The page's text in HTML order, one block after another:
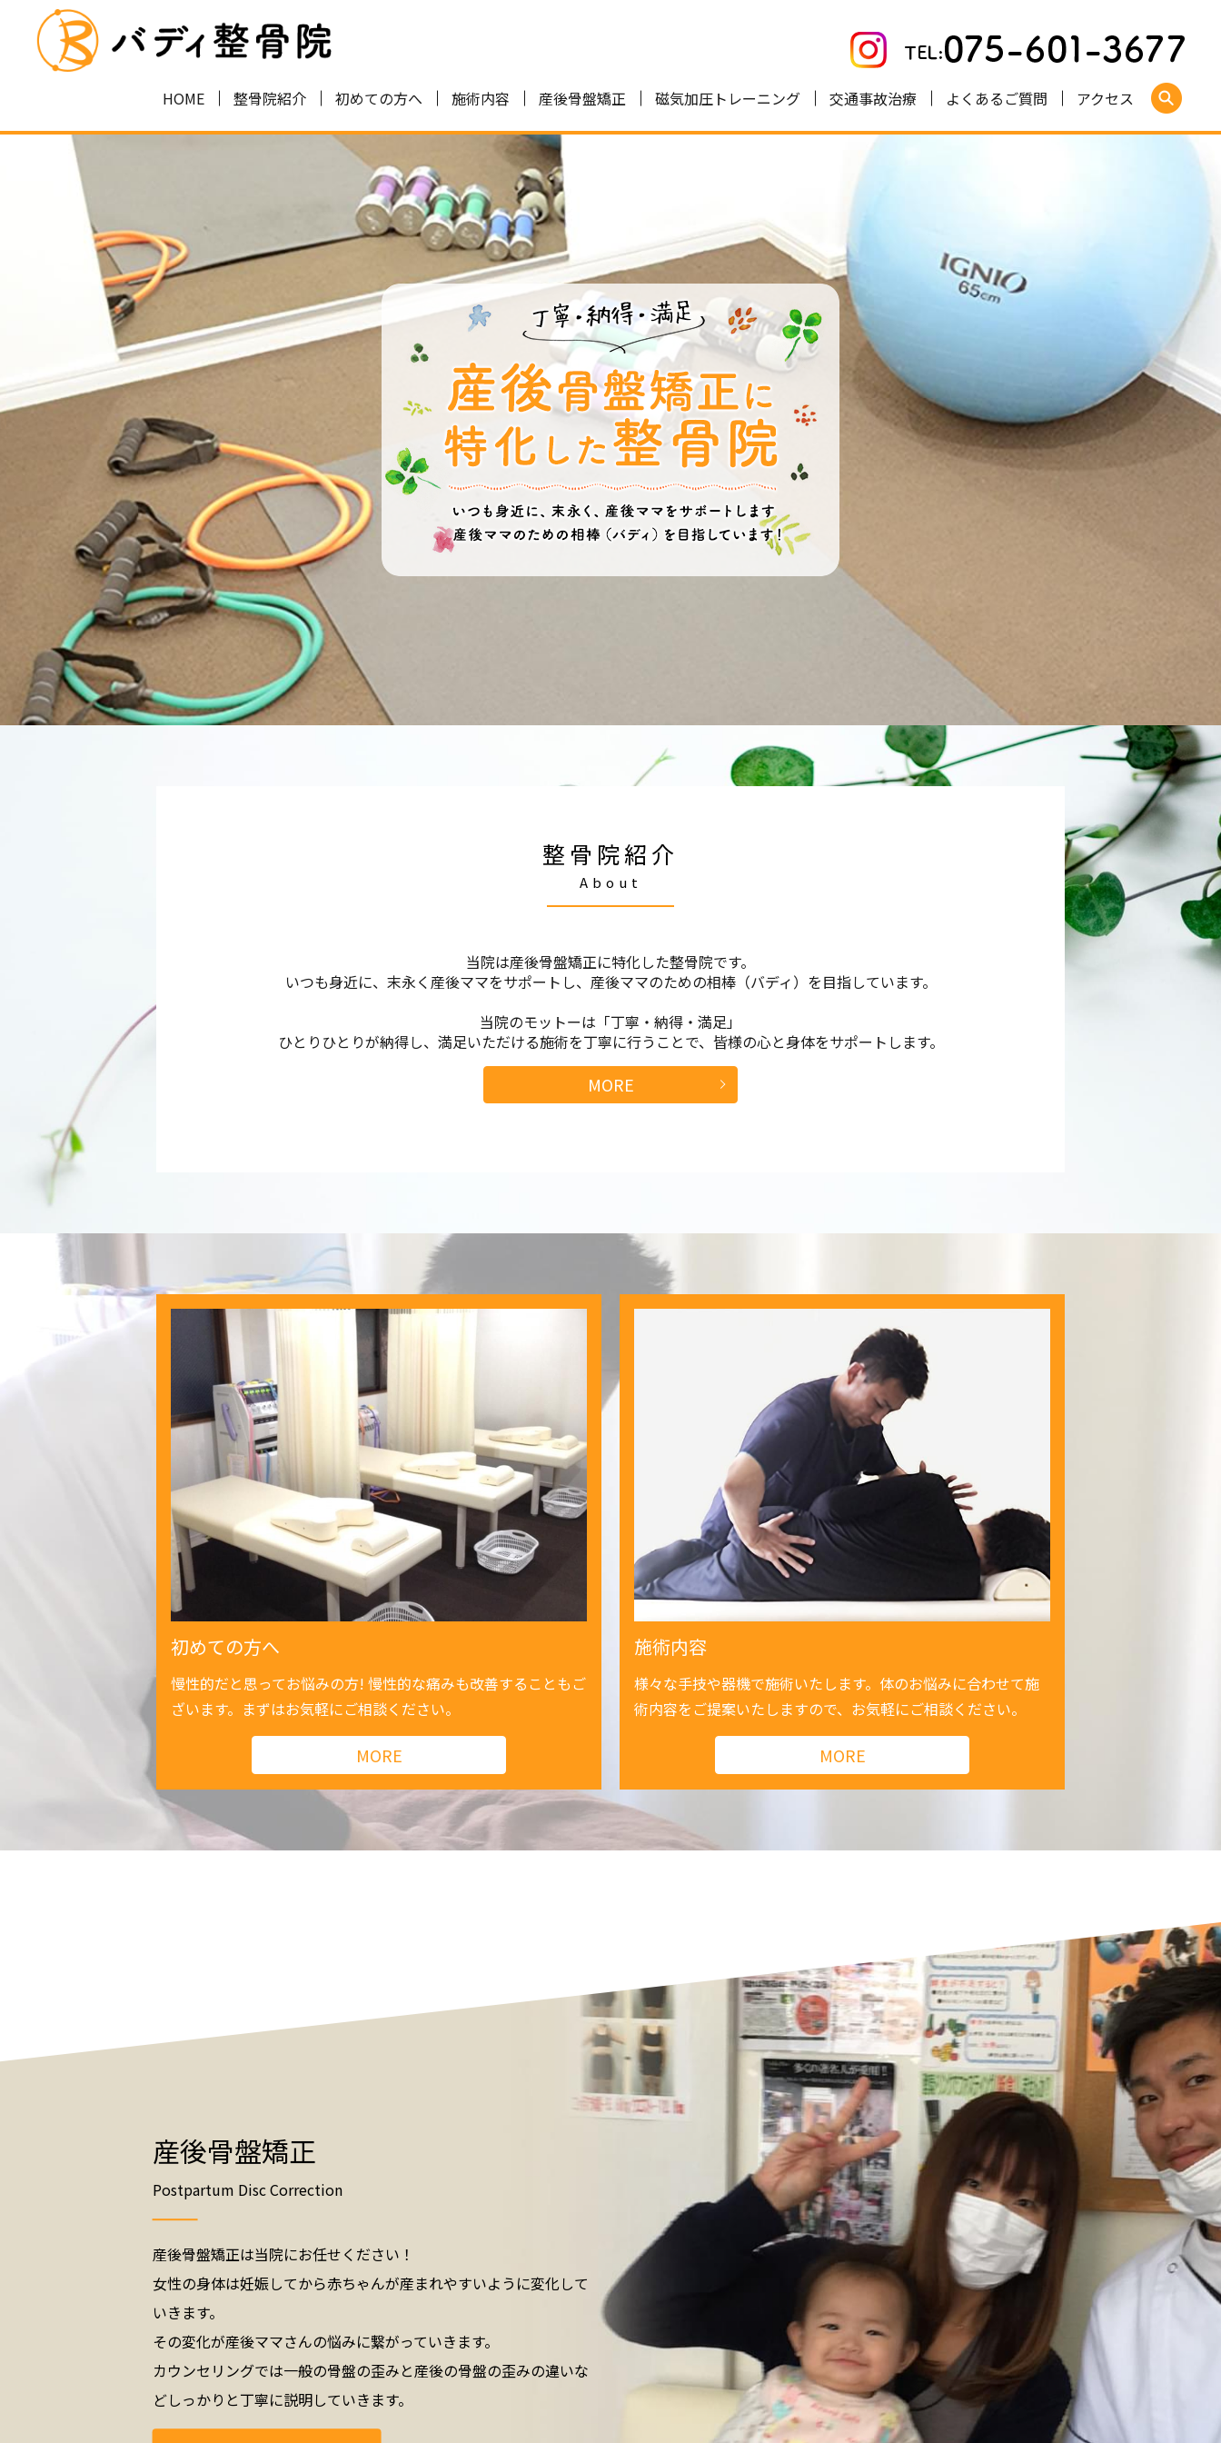
HOME 整骨院紹介 初めての方へ 施術内容 産後骨盤矯正 磁気加圧トレーニング 交通事故治療 よくあるご質問 アクセス
整骨院紹介
About
当院は産後骨盤矯正に特化した整骨院です。
いつも身近に、末永く産後ママをサポートし、産後ママのための相棒（バディ）を目指しています。
当院のモットーは「丁寧・納得・満足」
ひとりひとりが納得し、満足いただける施術を丁寧に行うことで、皆様の心と身体をサポートします。
MORE
初めての方へ
慢性的だと思ってお悩みの方! 慢性的な痛みも改善することもご
ざいます。まずはお気軽にご相談ください。
MORE
施術内容
様々な手技や器機で施術いたします。体のお悩みに合わせて施
術内容をご提案いたしますので、お気軽にご相談ください。
MORE
産後骨盤矯正
Postpartum Disc Correction
産後骨盤矯正は当院にお任せください！
女性の身体は妊娠してから赤ちゃんが産まれやすいように変化して
いきます。
その変化が産後ママさんの悩みに繋がっていきます。
カウンセリングでは一般の骨盤の歪みと産後の骨盤の歪みの違いな
どしっかりと丁寧に説明していきます。